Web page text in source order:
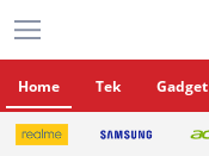
Home Tek Gadget